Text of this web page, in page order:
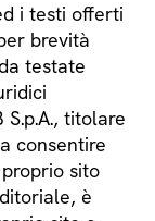
i testi offerti
brevità
testate
S.p.A., titolare
consentire
sito
è